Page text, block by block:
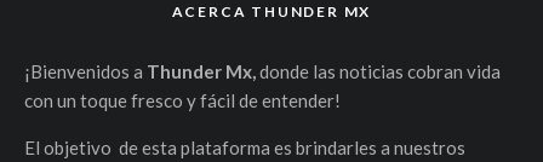
ACERCA THUNDER MX
¡Bienvenidos a Thunder Mx,donde las noticias cobran vida
con un toque fresco y fácil de entender!
El objetivo de esta plataforma es brindarles a nuestros